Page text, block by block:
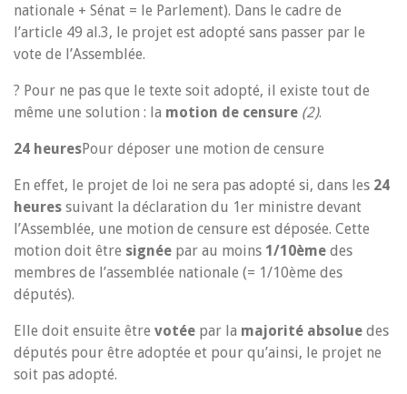
nationale + Sénat = le Parlement). Dans le cadre de
l’article 49 al.3, le projet est adopté sans passer par le
vote de l’Assemblée.
? Pour ne pas que le texte soit adopté, il existe tout de
même une solution : la motion de censure (2).
24 heuresPour déposer une motion de censure
En effet, le projet de loi ne sera pas adopté si, dans les 24
heures suivant la déclaration du 1er ministre devant
l’Assemblée, une motion de censure est déposée. Cette
motion doit être signée par au moins 1/10ème des
membres de l’assemblée nationale (= 1/10ème des
députés).
Elle doit ensuite être votée par la majorité absolue des
députés pour être adoptée et pour qu’ainsi, le projet ne
soit pas adopté.